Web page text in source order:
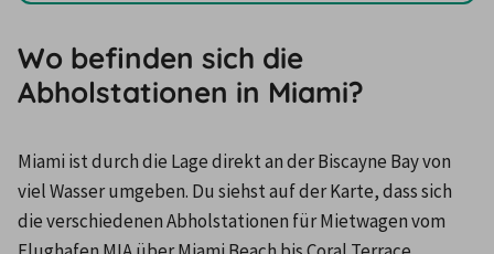
Wo befinden sich die
Abholstationen in Miami?
Miami ist durch die Lage direkt an der Biscayne Bay von
viel Wasser umgeben. Du siehst auf der Karte, dass sich
die verschiedenen Abholstationen für Mietwagen vom